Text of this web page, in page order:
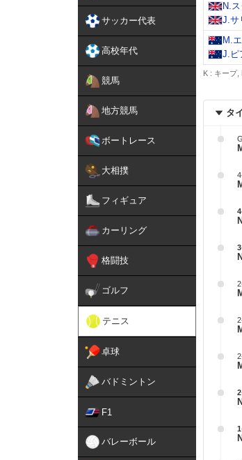
サッカー代表
高校年代
競馬
地方競馬
ボートレース
大相撲
フィギュア
カーリング
格闘技
ゴルフ
テニス
卓球
バドミントン
F1
バレーボール
N.
J.サ
M.
J.ピ
K : キープ,
タ
4
4
3
2
2
2
2
1